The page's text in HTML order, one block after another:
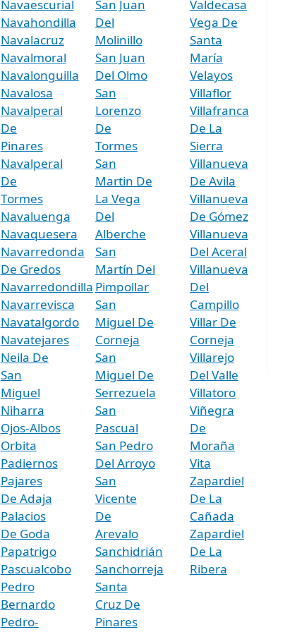
Navaescurial
Navahondilla
Navalacruz
Navalmoral
Navalonguilla
Navalosa
Navalperal
De
Pinares
Navalperal
De
Tormes
Navaluenga
Navaquesera
Navarredonda
De Gredos
Navarredondilla
Navarrevisca
Navatalgordo
Navatejares
Neila De
San
Miguel
Niharra
Ojos-Albos
Orbita
Padiernos
Pajares
De Adaja
Palacios
De Goda
Papatrigo
Pascualcobo
Pedro
Bernardo
Pedro-
San Juan
Del
Molinillo
San Juan
Del Olmo
San
Lorenzo
De
Tormes
San
Martin De
La Vega
Del
Alberche
San
Martín Del
Pimpollar
San
Miguel De
Corneja
San
Miguel De
Serrezuela
San
Pascual
San Pedro
Del Arroyo
San
Vicente
De
Arevalo
Sanchidrián
Sanchorreja
Santa
Cruz De
Pinares
Valdecasa
Vega De
Santa
María
Velayos
Villaflor
Villafranca
De La
Sierra
Villanueva
De Avila
Villanueva
De Gómez
Villanueva
Del Aceral
Villanueva
Del
Campillo
Villar De
Corneja
Villarejo
Del Valle
Villatoro
Viñegra
De
Moraña
Vita
Zapardiel
De La
Cañada
Zapardiel
De La
Ribera